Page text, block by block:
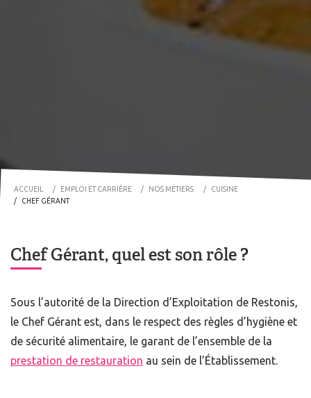
ACCUEIL EMPLOI ET CARRIÈRE NOS MÉTIERS
CUISINE
CHEF GÉRANT
Chef Gérant, quel est son rôle ?
Sous l’autorité de la Direction d’Exploitation de Restonis,
le Chef Gérant est, dans le respect des règles d’hygiène et
de sécurité alimentaire, le garant de l’ensemble de la
prestation de restauration au sein de l’Établissement.